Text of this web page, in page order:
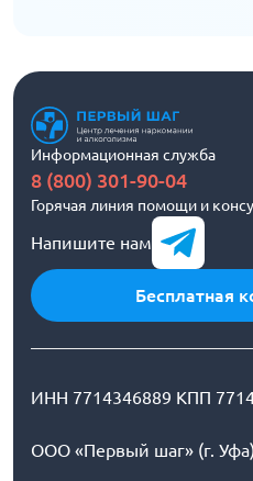
Информационная служба
8 (800) 301-90-04
Горячая линия помощи и
Напишите нам
Бесплатная
ИНН 7714346889 КПП
ООО «Первый шаг» (г.